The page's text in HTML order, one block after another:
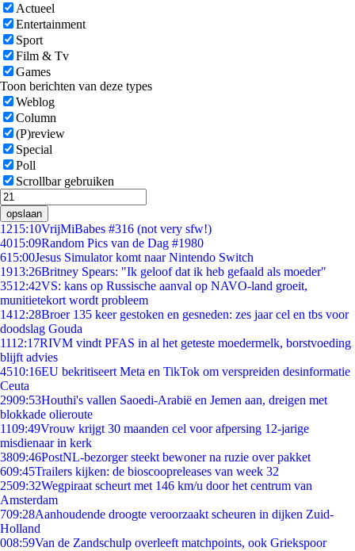
Actueel
Entertainment
Sport
Film & Tv
Games
Toon berichten van deze types
Weblog
Column
(P)review
Special
Poll
Scrollbar gebruiken
opslaan
1215:10VrijMiBabes #316 (not very sfw!)
4015:09Random Pics van de Dag #1980
615:00Jesus Simulator komt naar Nintendo Switch
1913:26Britney Spears: "Ik geloof dat ik heb gefaald als moeder"
3512:42VS: kans op Russische aanval op NAVO-land groeit,
munitietekort wordt probleem
1412:28Broer 135 keer gestoken en gesneden: zes jaar cel en tbs voor
doodslag Gouda
1112:17RIVM vindt PFAS in al het geteste moedermelk, borstvoeding
blijft advies
4510:16EU bekritiseert Meta en TikTok om verspreiden desinformatie
Ceuta
2909:53Houthi's vallen Saoedi-Arabië en Jemen aan, dreigen met
blokkade olieroute
1109:49Vrouw krijgt 30 maanden cel voor afpersing 12-jarige
misdienaar in kerk
3809:46PostNL-bezorger steekt bewoner na ruzie over pakket
609:45Trailers kijken: de bioscoopreleases van week 32
2509:32Wegpiraat scheurt met 146 km/u door het centrum van
Amsterdam
709:28Aanhoudende droogte veroorzaakt scheuren in dijken Zuid-
Holland
008:59Van de Zandschulp overleeft matchpoints, ook Griekspoor